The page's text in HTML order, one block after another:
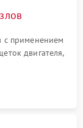
с применением
двигателя,